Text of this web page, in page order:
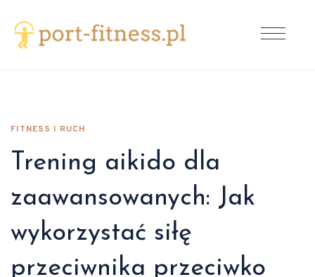
FITNESS I RUCH
Trening aikido dla
zaawansowanych: Jak
wykorzystać siłę
przeciwnika przeciwko